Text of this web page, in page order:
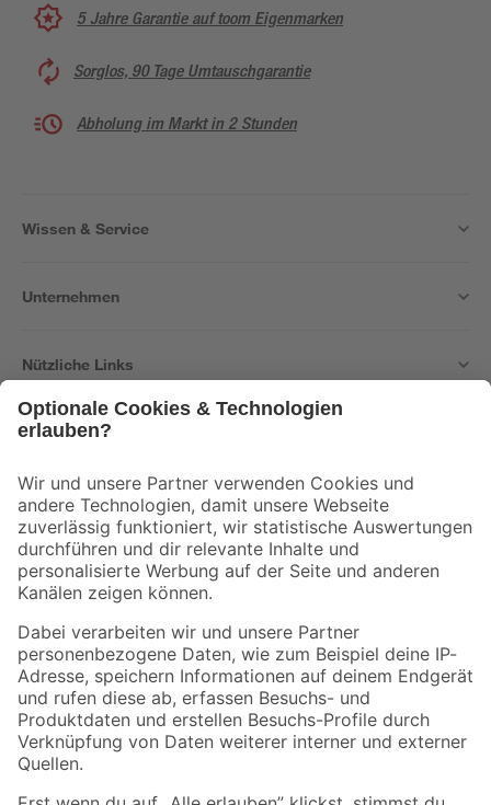
5 Jahre Garantie auf toom Eigenmarken
Sorglos, 90 Tage Umtauschgarantie
Abholung im Markt in 2 Stunden
Wissen & Service
Unternehmen
Nützliche Links
Der toom Newsletter: Keine Angebote und Aktionen mehr verpassen!
Zur Newsletter Anmeldung
Folge uns
Zahlungsarten Versandarten
Sicher einkaufen